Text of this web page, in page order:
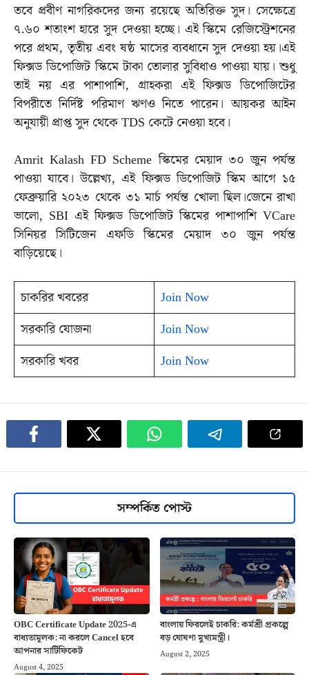
তবে প্রবীণ নাগরিকদের জন্য রয়েছে অতিরিক্ত সুদ। সেক্ষেত্রে
৭.৬০ শতাংশ হারে সুদ দেওয়া হচ্ছে। এই স্কিমে রেজিস্ট্রেশনের
পরে প্রথম, তৃতীয় এবং ষষ্ঠ মাসের ব্যবধানে সুদ দেওয়া হয়।এই
ফিক্সড ডিপোজিট স্কিমে টাকা তোলার সুবিধাও পাওয়া যায়। শুধু
তাই নয় এর পাশাপাশি, গ্রাহকরা এই ফিক্সড ডিপোজিটের
বিপরীতে নির্দিষ্ট পরিমাণ ঋণও নিতে পারেন। আয়কর আইন
অনুযায়ী প্রাপ্ত সুদ থেকে TDS কেটে নেওয়া হবে।
Amrit Kalash FD Scheme স্কিমের মেয়াদ ৩০ জুন পর্যন্ত
পাওয়া যাবে। উল্লেখ্য, এই ফিক্সড ডিপোজিট স্কিম আগে ১৫
ফেব্রুয়ারি ২০২৩ থেকে ৩১ মার্চ পর্যন্ত খোলা ছিল।জেনে রাখা
ভালো, SBI এই ফিক্সড ডিপোজিট স্কিমের পাশাপাশি VCare
সিনিয়র সিটিজেন এফডি স্কিমের মেয়াদ ৩০ জুন পর্যন্ত
বাড়িয়েছে।
চাকরির খবরের
Join Now
সরকারি যোজনা
Join Now
সরকারি খবর
Join Now
সম্পর্কিত পোস্ট
OBC Certificate Update 2025-এ
বাধ্যতামূলক: না করলে Cancel হবে
আপনার সার্টিফিকেট
August 4, 2025
বাংলায় ফিরলেই চাকরি: কর্মশ্রী প্রকল্পে
বড় ঘোষণা মুখ্যমন্ত্রী।
August 2, 2025